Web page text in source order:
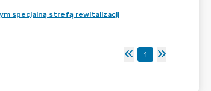
specjalną strefą rewitalizacji
1